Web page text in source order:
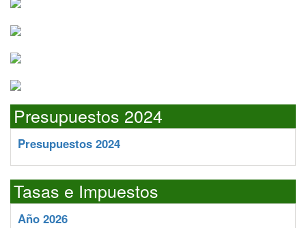
Presupuestos 2024
Presupuestos 2024
Tasas e Impuestos
Año 2026